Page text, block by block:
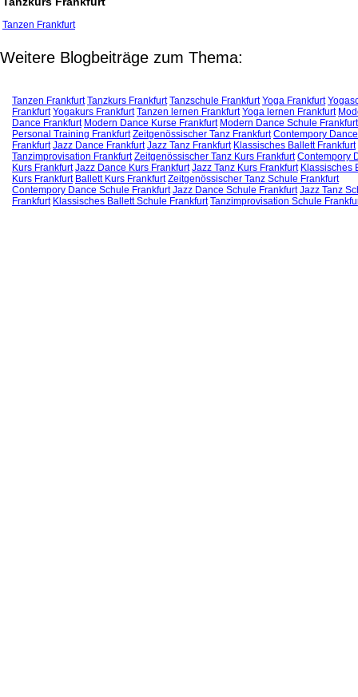
Tanzen Frankfurt
Weitere Blogbeiträge zum Thema:
Tanzen Frankfurt Tanzkurs Frankfurt Tanzschule Frankfurt Yoga Frankfurt
Frankfurt Yogakurs Frankfurt Tanzen lernen Frankfurt Yoga lernen Frankfurt
Dance Frankfurt Modern Dance Kurse Frankfurt Modern Dance Schule Frankfurt
Personal Training Frankfurt Zeitgenössischer Tanz Frankfurt Contempory Dance
Frankfurt Jazz Dance Frankfurt Jazz Tanz Frankfurt Klassisches Ballett Frankfurt
Tanzimprovisation Frankfurt Zeitgenössischer Tanz Kurs Frankfurt Contempory
Kurs Frankfurt Jazz Dance Kurs Frankfurt Jazz Tanz Kurs Frankfurt Klassisches
Kurs Frankfurt Ballett Kurs Frankfurt Zeitgenössischer Tanz Schule Frankfurt
Contempory Dance Schule Frankfurt Jazz Dance Schule Frankfurt Jazz Tanz
Frankfurt Klassisches Ballett Schule Frankfurt Tanzimprovisation Schule